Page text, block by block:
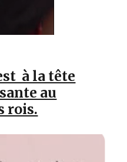
à la tête
au
rois.